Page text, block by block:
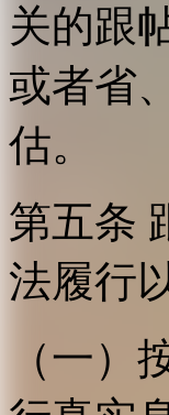
关的跟
或者省
估。
第五条
法履行
（一）